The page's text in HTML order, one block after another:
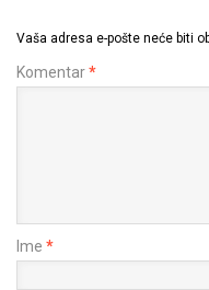
Vaša adresa e-pošte neće biti
Komentar*
Ime *